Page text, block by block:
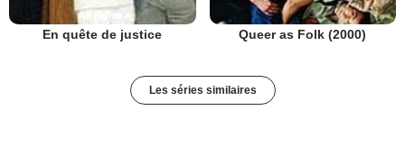
En quête de justice Queer as Folk (2000)
Les séries similaires